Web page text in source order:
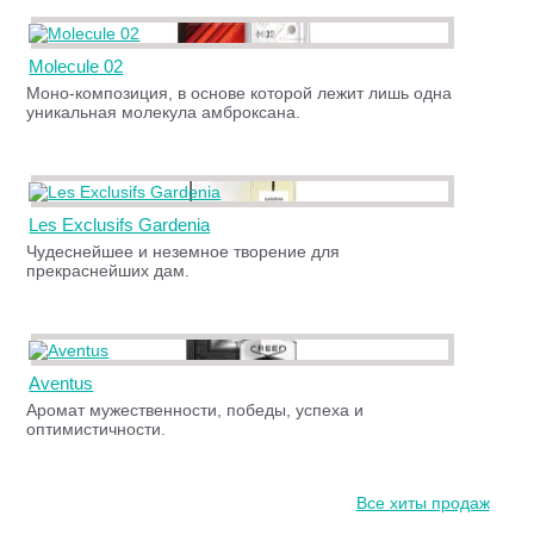
Molecule 02
Моно-композиция, в основе которой лежит лишь одна
уникальная молекула амброксана.
Les Exclusifs Gardenia
Чудеснейшее и неземное творение для
прекраснейших дам.
Aventus
Аромат мужественности, победы, успеха и
оптимистичности.
Все хиты продаж